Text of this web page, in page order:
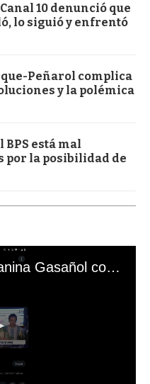
10 denunció que
lo siguió y enfrentó
Peñarol complica
y la polémica
está mal
por la posibilidad de
El mal momento de Yanina Gasañol con un hincha argentino en "Subrayado"